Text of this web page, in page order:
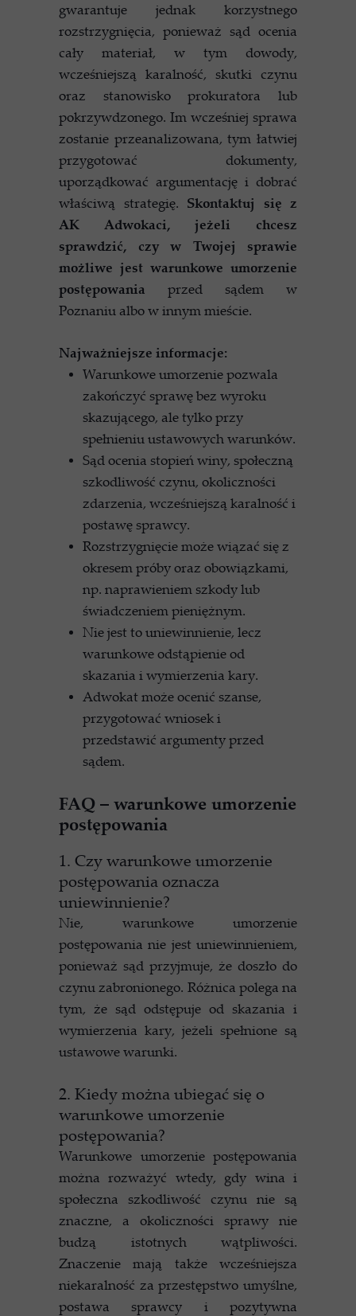
gwarantuje jednak korzystnego
rozstrzygnięcia, ponieważ sąd ocenia
cały materiał, w tym dowody,
wcześniejszą karalność, skutki czynu
oraz stanowisko prokuratora lub
pokrzywdzonego. Im wcześniej sprawa
zostanie przeanalizowana, tym łatwiej
przygotować dokumenty,
uporządkować argumentację i dobrać
właściwą strategię. Skontaktuj się z
AK Adwokaci, jeżeli chcesz
sprawdzić, czy w Twojej sprawie
możliwe jest warunkowe umorzenie
postępowania przed sądem w
Poznaniu albo w innym mieście.
Najważniejsze informacje:
Warunkowe umorzenie pozwala
zakończyć sprawę bez wyroku
skazującego, ale tylko przy
spełnieniu ustawowych warunków.
Sąd ocenia stopień winy, społeczną
szkodliwość czynu, okoliczności
zdarzenia, wcześniejszą karalność i
postawę sprawcy.
Rozstrzygnięcie może wiązać się z
okresem próby oraz obowiązkami,
np. naprawieniem szkody lub
świadczeniem pieniężnym.
Nie jest to uniewinnienie, lecz
warunkowe odstąpienie od
skazania i wymierzenia kary.
Adwokat może ocenić szanse,
przygotować wniosek i
przedstawić argumenty przed
sądem.
FAQ – warunkowe umorzenie
postępowania
1. Czy warunkowe umorzenie
postępowania oznacza
uniewinnienie?
Nie, warunkowe umorzenie
postępowania nie jest uniewinnieniem,
ponieważ sąd przyjmuje, że doszło do
czynu zabronionego. Różnica polega na
tym, że sąd odstępuje od skazania i
wymierzenia kary, jeżeli spełnione są
ustawowe warunki.
2. Kiedy można ubiegać się o
warunkowe umorzenie
postępowania?
Warunkowe umorzenie postępowania
można rozważyć wtedy, gdy wina i
społeczna szkodliwość czynu nie są
znaczne, a okoliczności sprawy nie
budzą istotnych wątpliwości.
Znaczenie mają także wcześniejsza
niekaralność za przestępstwo umyślne,
postawa sprawcy i pozytywna